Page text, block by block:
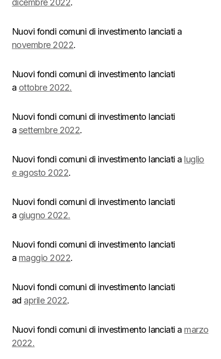
dicembre 2022.
Nuovi fondi comuni di investimento lanciati a
novembre 2022.
Nuovi fondi comuni di investimento lanciati
a ottobre 2022.
Nuovi fondi comuni di investimento lanciati
a settembre 2022.
Nuovi fondi comuni di investimento lanciati a luglio
e agosto 2022.
Nuovi fondi comuni di investimento lanciati
a giugno 2022.
Nuovi fondi comuni di investimento lanciati
a maggio 2022.
Nuovi fondi comuni di investimento lanciati
ad aprile 2022.
Nuovi fondi comuni di investimento lanciati a marzo
2022.